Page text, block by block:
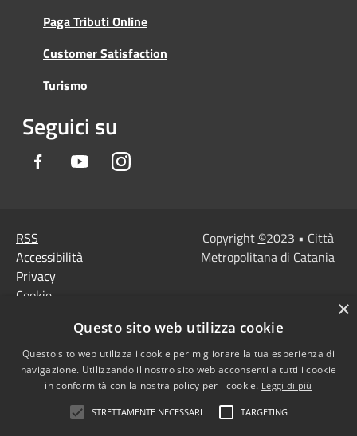
Paga Tributi Online
Customer Satisfaction
Turismo
Seguici su
Facebook YoutubeInstagram
RSS
Accessibilità
Privacy
Cookie
Note Legali
Agenzia per l'Italia
digitale
accessibilità
Copyright ©2023 • Città
Metropolitana di Catania
×
Questo sito web utilizza cookie
Questo sito web utilizza i cookie per migliorare la tua esperienza di
navigazione. Utilizzando il nostro sito web acconsenti a tutti i cookie
in conformità con la nostra policy per i cookie. Leggi di più
STRETTAMENTE NECESSARI TARGETING